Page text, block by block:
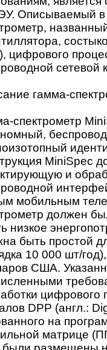
Описываемый в
цифрового
сетевой
гамма-
спектрометр
MiniSpec
и
мобильным
должен
низкое
быть простой
10 000 шт/
США.
цифрового
DPP (англ.:
на
матрице